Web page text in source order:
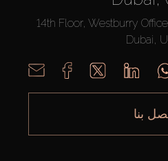
14th Floor, Westburry
Dubai,
بنا